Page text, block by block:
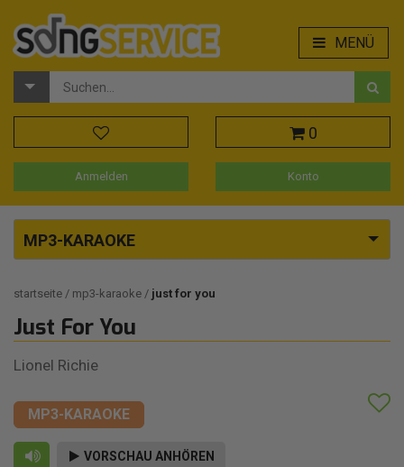
MENÜ
0
Anmelden Konto
MP3-KARAOKE
startseite mp3-karaoke just for you
Just For You
Lionel Richie
MP3-KARAOKE
VORSCHAU ANHÖREN